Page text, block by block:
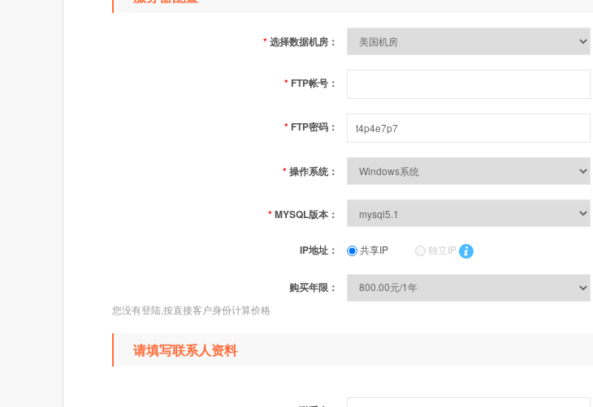
*选择数据机房：
* FTP帐号：
* FTP密码：
*操作系统：
*MYSQL版本：
IP地址： 共享IP 独立IP
购买年限：
您没有登陆,按直接客户身份计算价格
请填写联系人资料